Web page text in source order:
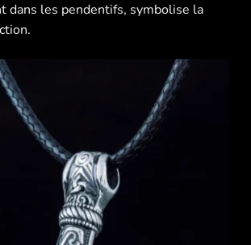
dans les pendentifs, symbolise la